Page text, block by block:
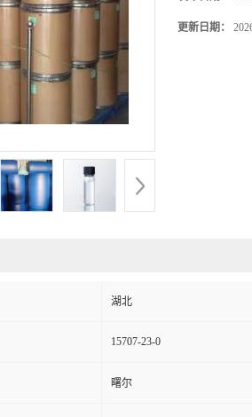
更新日期：
湖北
15707-23-0
曙尔